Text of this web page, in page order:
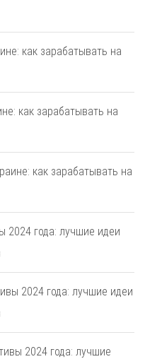
как зарабатывать на
как зарабатывать на
как зарабатывать на
2024 года: лучшие идеи
2024 года: лучшие идеи
2024 года: лучшие